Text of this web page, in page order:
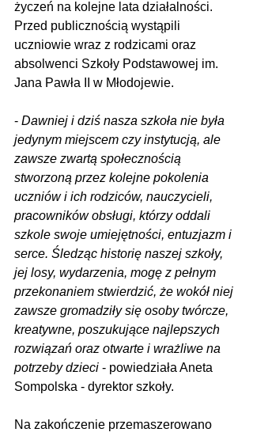
życzeń na kolejne lata działalności.
Przed publicznością wystąpili
uczniowie wraz z rodzicami oraz
absolwenci Szkoły Podstawowej im.
Jana Pawła II w Młodojewie.
- Dawniej i dziś nasza szkoła nie była
jedynym miejscem czy instytucją, ale
zawsze zwartą społecznością
stworzoną przez kolejne pokolenia
uczniów i ich rodziców, nauczycieli,
pracowników obsługi, którzy oddali
szkole swoje umiejętności, entuzjazm i
serce. Śledząc historię naszej szkoły,
jej losy, wydarzenia, mogę z pełnym
przekonaniem stwierdzić, że wokół niej
zawsze gromadziły się osoby twórcze,
kreatywne, poszukujące najlepszych
rozwiązań oraz otwarte i wrażliwe na
potrzeby dzieci - powiedziała Aneta
Sompolska - dyrektor szkoły.
Na zakończenie przemaszerowano